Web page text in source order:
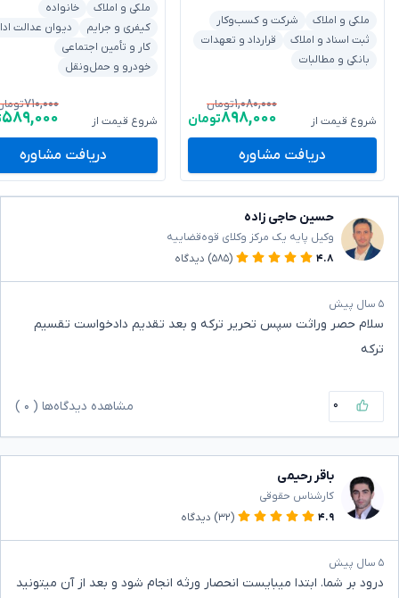
ملکی و املاک
شرکت و کسب‌وکار
ثبت اسناد و املاک
قرارداد و تعهدات
بانکی و مطالبات
شروع قیمت از
۱,۰۸۰,۰۰۰تومان
۸۹۸,۰۰۰تومان
دریافت مشاوره
ملکی و املاک
خانواده
کیفری و جرایم
دیوان عدالت
کار و تأمین اجتماعی
خودرو و حمل‌ونقل
شروع قیمت از
۷۱۰,۰۰۰
۵۸۹,۰۰۰
دریافت مشاوره
حسین حاجی زاده
وکیل پایه یک مرکز وکلای قوه‌قضاییه
۴.۸
(۵۸۵) دیدگاه
۵ سال پیش
سلام حصر وراثت سپس تحریر ترکه و بعد تقدیم دادخواست تقسیم
ترکه
۰ مشاهده دیدگاه‌ها ( ۰
باقر رحیمی
کارشناس حقوقی
۴.۹
(۳۲) دیدگاه
۵ سال پیش
درود بر شما. ابتدا میبایست انحصار ورثه انجام شود و بعد از آن میتونید